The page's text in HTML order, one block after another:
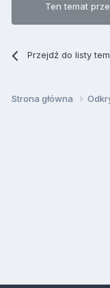
Ten temat
Przejdź do listy
Strona główna